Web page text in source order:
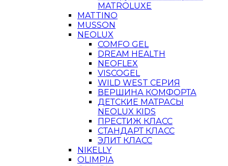
MATROLUXE
MATTINO
MUSSON
NEOLUX
COMFO GEL
DREAM HEALTH
NEOFLEX
VISCOGEL
WILD WEST СЕРИЯ
ВЕРШИНА КОМФОРТА
ДЕТСКИЕ МАТРАСЫ
NEOLUX KIDS
ПРЕСТИЖ КЛАСС
СТАНДАРТ КЛАСС
ЭЛИТ КЛАСС
NIKELLY
OLIMPIA